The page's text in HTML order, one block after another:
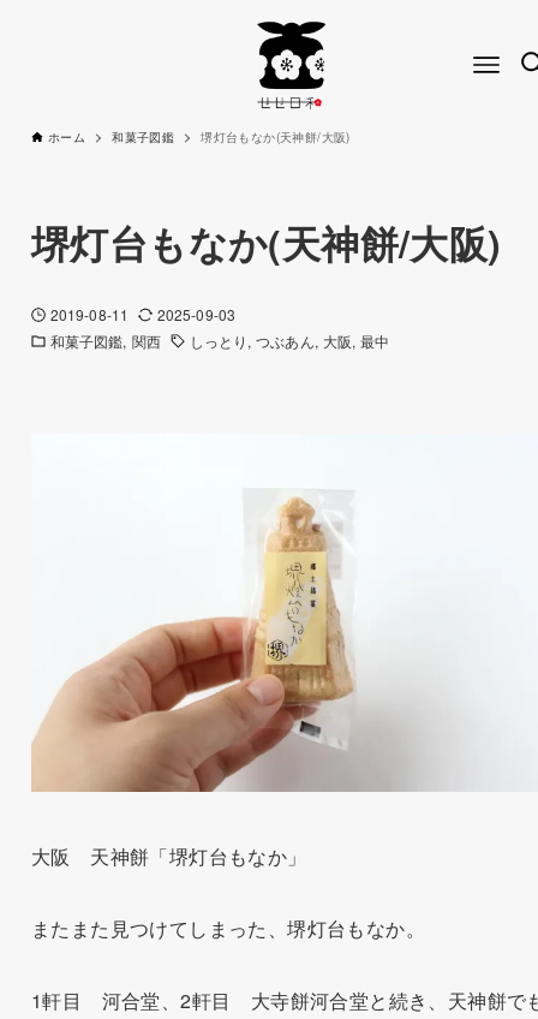
ホーム 和菓子図鑑 堺灯台もなか(天神餅/大阪)
堺灯台もなか(天神餅/大阪)
2019-08-11
2025-09-03
和菓子図鑑 関西 しっとり つぶあん 大阪 最中
大阪 天神餅「堺灯台もなか」
またまた見つけてしまった、堺灯台もなか。
1軒目 河合堂、2軒目 大寺餅河合堂と続き、天神餅で